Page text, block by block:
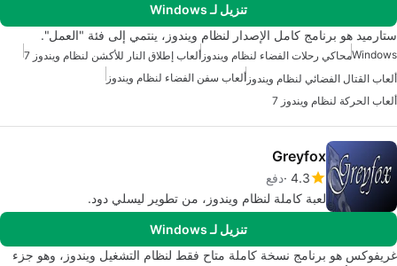
تنزيل لـ Windows
ستارميد هو برنامج كامل الإصدار لنظام ويندوز، ينتمي إلى فئة "العمل".
Windowsمحاكي رحلات الفضاء لنظام ويندوز ألعاب إطلاق النار للأكشن لنظام ويندوز 7
ألعاب القتال الفضائي لنظام ويندوز ألعاب سفن الفضاء لنظام ويندوز
ألعاب الحركة لنظام ويندوز 7
Greyfox
4.3 دفع
لعبة كاملة لنظام ويندوز، من تطوير ليسلي دود.
تنزيل لـ Windows
غريفوكس هو برنامج نسخة كاملة متاح فقط لنظام التشغيل ويندوز، وهو جزء